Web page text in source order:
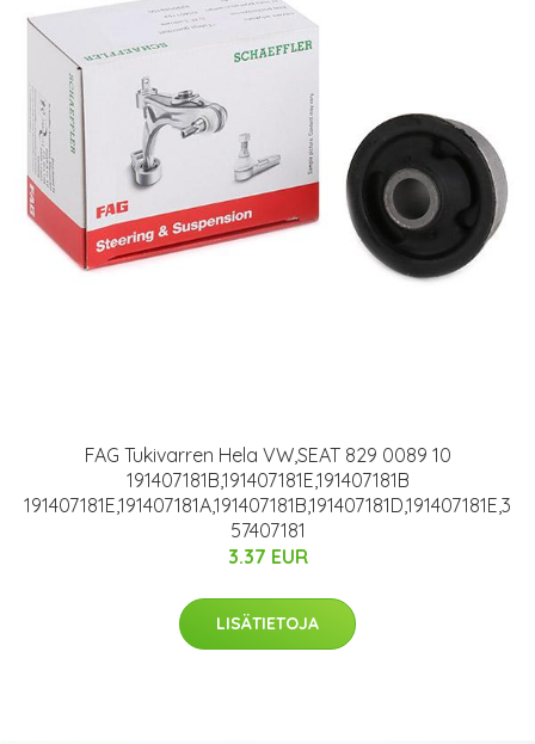
FAG Tukivarren Hela VW,SEAT 829 0089 10
191407181B,191407181E,191407181B
191407181E,191407181A,191407181B,191407181D,191407181E,3
57407181
3.37 EUR
LISÄTIETOJA